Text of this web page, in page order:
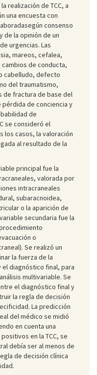
realización de TCC, a
una encuesta con
consenso
de la opinión de un
urgencias. Las
mareos, cefalea,
de conducta,
cabelludo, defecto
del traumatismo,
fractura de base del
de conciencia y
de
se consideró el
los casos, la valoración
al resultado de la
principal fue la
valorada por
intracraneales
subaracnoidea,
o la aparición de
secundaria fue la
o
Se realizó un
la fuerza de la
diagnóstico final, para
multivariable. Se
el diagnóstico final y
la regla de decisión
La predicción
del médico se midió
en cuenta una
en la TCC, se
debía ser al menos de
de decisión clínica